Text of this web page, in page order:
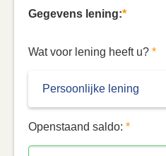
Gegevens lening:*
Wat voor lening heeft u? *
Openstaand saldo: *